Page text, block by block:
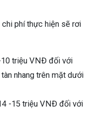
phí thực hiện sẽ rơi
triệu VNĐ đối với
nhang trên mặt dưới
-15 triệu VNĐ đối với